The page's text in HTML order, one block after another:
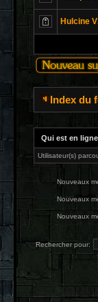
Hulcine
Index du
Qui est en
Utilisateur(s)
Nouveaux
Nouveaux
Nouveaux
Rechercher pour: